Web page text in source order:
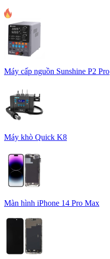
Máy cấp nguồn Sunshine P2 Pro
Máy khò Quick K8
Màn hình iPhone 14 Pro Max